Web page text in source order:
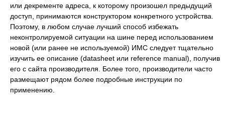
или декременте адреса, к которому произошел предыдущий
доступ, принимаются конструктором конкретного устройства.
Поэтому, в любом случае лучший способ избежать
неконтролируемой ситуации на шине перед использованием
новой (или ранее не используемой) ИМС следует тщательно
изучить ее описание (datasheet или reference manual), получив
его с сайта производителя. Более того, производители часто
размещают рядом более подробные инструкции по
применению.